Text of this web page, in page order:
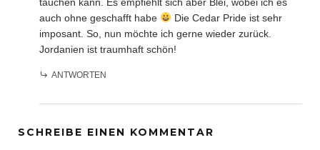
auch ohne geschafft habe
Die Cedar Pride ist sehr
imposant. So, nun möchte ich gerne wieder zurück.
Jordanien ist traumhaft schön!
ANTWORTEN
SCHREIBE EINEN KOMMENTAR